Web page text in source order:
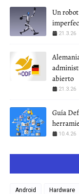
Un
21.3.26
abierto
21.3.26
Guía
10.4.26
Android Hardware